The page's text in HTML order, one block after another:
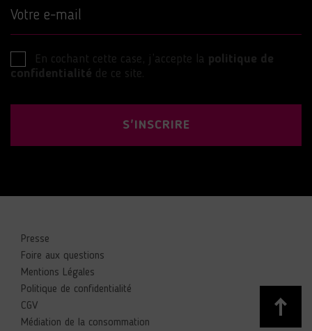
Votre e-mail
En cochant cette case, j’accepte la politique de
confidentialité de ce site.
S'INSCRIRE
Presse
Foire aux questions
Mentions Légales
Politique de confidentialité
CGV
Médiation de la consommation